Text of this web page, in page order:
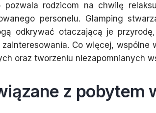
pozwala rodzicom na chwilę
personelu. Glamping
odkrywać otaczającą je
Co więcej, wspólne
oraz tworzeniu niezapomnianych
z pobytem